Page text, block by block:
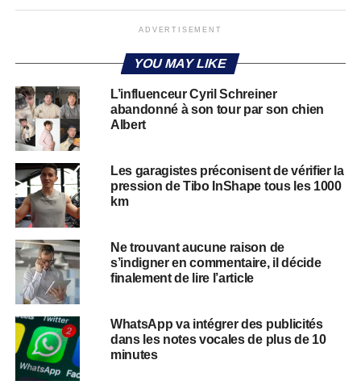
ADVERTISEMENT
YOU MAY LIKE
L’influenceur Cyril Schreiner
abandonné à son tour par son chien
Albert
Les garagistes préconisent de vérifier la
pression de Tibo InShape tous les 1000
km
Ne trouvant aucune raison de
s’indigner en commentaire, il décide
finalement de lire l’article
WhatsApp va intégrer des publicités
dans les notes vocales de plus de 10
minutes